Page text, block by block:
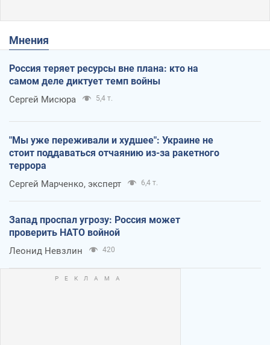
Мнения
Россия теряет ресурсы вне плана: кто на
самом деле диктует темп войны
Сергей Мисюра 5,4 т.
"Мы уже переживали и худшее": Украине не
стоит поддаваться отчаянию из-за ракетного
террора
Сергей Марченко, эксперт 6,4 т.
Запад проспал угрозу: Россия может
проверить НАТО войной
Леонид Невзлин 420